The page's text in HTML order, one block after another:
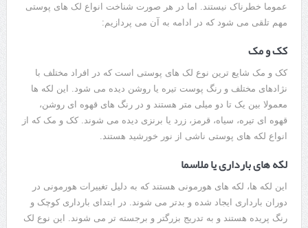
عموما خطرناک نیستند. اما در هر صورت شناخت انواع لک های پوستی
مهم تلقی می شود که در ادامه به آن می پردازیم:
کک و مک
کک و مک شایع ترین نوع لک های پوستی است که در افراد مختلف با
نژادهای مختلف و رنگ پوست تیره یا روشن دیده می شود. این لکه ها
معمولا بین یک تا دو میلی متر هستند و در رنگ های قهوه ای روشن،
قهوه ای تیره، سیاه، قرمز، زرد یا برنزی دیده می شوند. کک و مک که از
انواع لکه های پوستی ناشی از نور خورشید هستند.
لکه های بارداری یا ملاسما
این لکه ها، لکه های هورمونی هستند که به دلیل تغییرات هورمونی در
دوران بارداری ایجاد شده و بدتر می شوند. در ابتدای بارداری کوچک و
رنگ پریده هستند و به تدریج بزرگتر و برجسته تر می شوند. این نوع لک